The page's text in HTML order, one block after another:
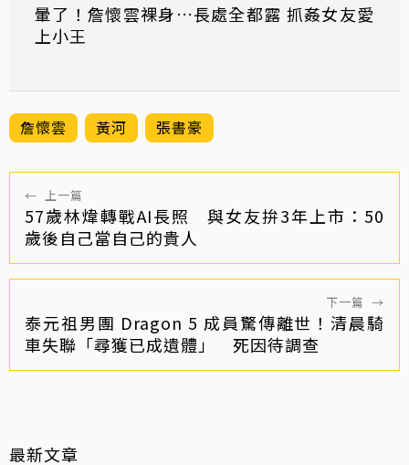
暈了！詹懷雲裸身…長處全都露 抓姦女友愛
上小王
詹懷雲 黃河 張書豪
← 上一篇
57歲林煒轉戰AI長照 與女友拚3年上市：50
歲後自己當自己的貴人
下一篇 →
泰元祖男團 Dragon 5 成員驚傳離世！清晨騎
車失聯「尋獲已成遺體」 死因待調查
最新文章